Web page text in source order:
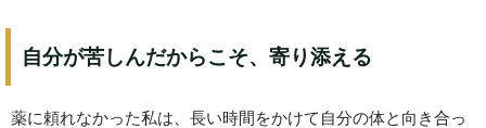
自分が苦しんだからこそ、寄り添える
薬に頼れなかった私は、長い時間をかけて自分の体と向き合っ